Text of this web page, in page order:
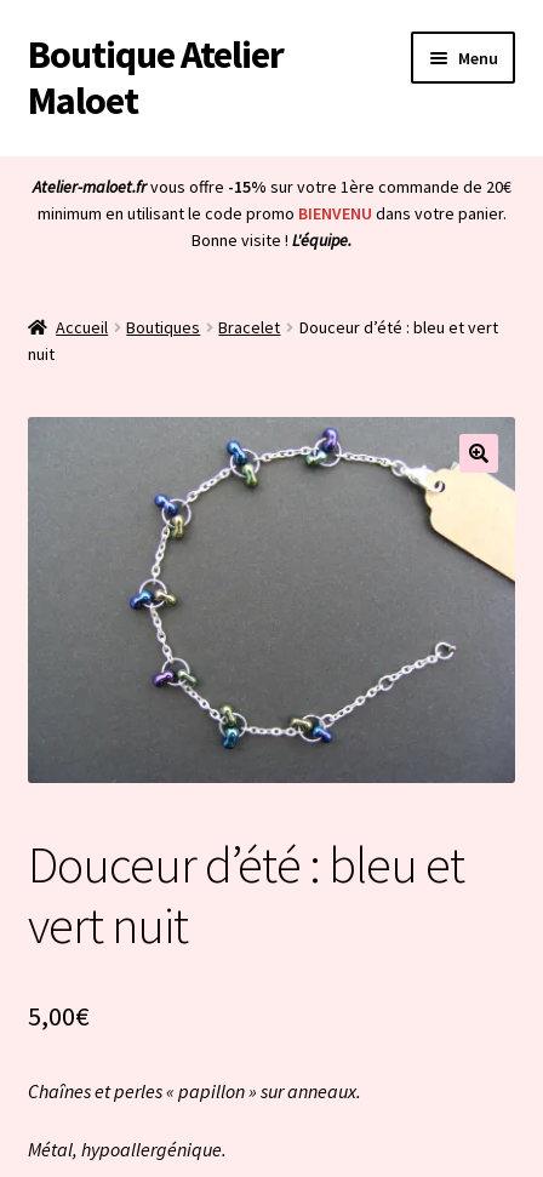
Aller
à
la
Aller
au
contenu
Boutique Atelier
Maloet
Menu
Boutique
Ouvrir
menu
À propos & CGV
Ouvrir
enfant
Blog
le
menu
enfant
Bienvenue dans la boutique
Atelier-maloet.frvous offre -15% sur votre 1ère commande de 20€
minimum en utilisant le code promo BIENVENU dans votre panier.
Bonne visite ! L'équipe.
Accueil Boutiques Bracelet
Douceur d’été : bleu et vert
nuit
Douceur d’été : bleu et
vert nuit
5,00€
Chaînes et perles « papillon » sur anneaux.
Métal, hypoallergénique.